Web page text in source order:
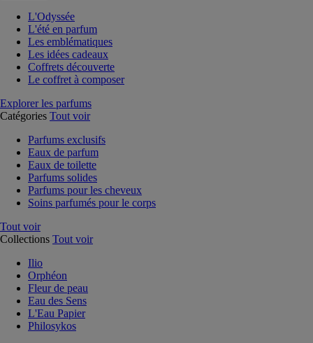
L'Odyssée
L'été en parfum
Les emblématiques
Les idées cadeaux
Coffrets découverte
Le coffret à composer
Explorer les parfums
Catégories Tout voir
Parfums exclusifs
Eaux de parfum
Eaux de toilette
Parfums solides
Parfums pour les cheveux
Soins parfumés pour le corps
Tout voir
Collections Tout voir
Ilio
Orphéon
Fleur de peau
Eau des Sens
L'Eau Papier
Philosykos